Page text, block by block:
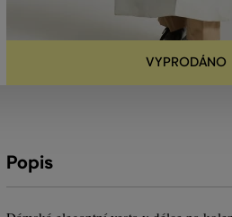
VYPRODÁNO
Popis